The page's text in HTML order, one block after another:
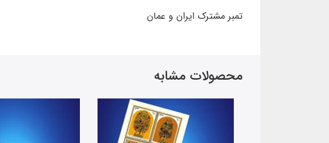
تمبر مشترک ایران و عمان
محصولات مشابه